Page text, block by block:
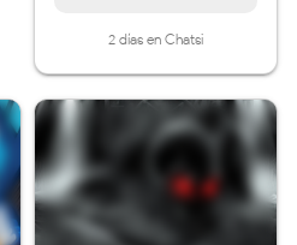
2 días en Chatsi